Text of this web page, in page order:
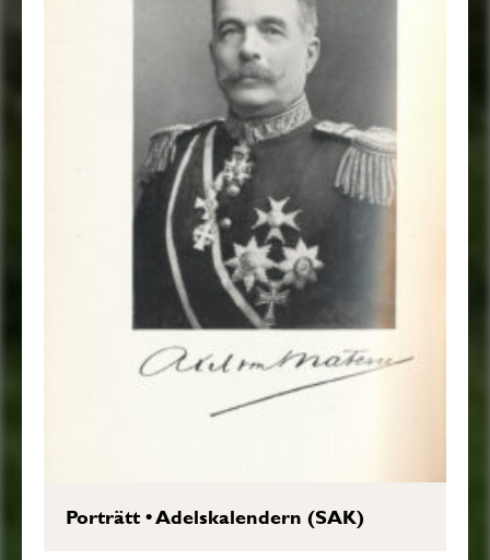
Porträtt•Adelskalendern (SAK)